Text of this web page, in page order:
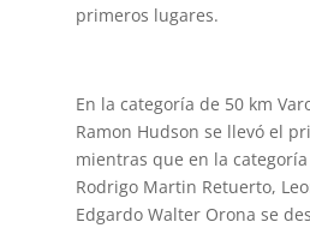
primeros lugares.
En la categoría de 50 km
Ramon Hudson se llevó el
mientras que en la
Rodrigo Martin Retuerto,
Edgardo Walter Orona se